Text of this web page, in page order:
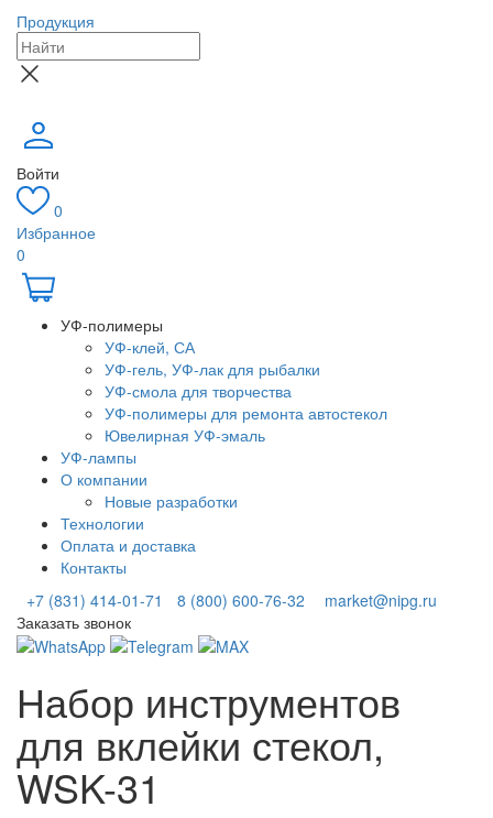
Продукция
Войти
0
Избранное
0
УФ-полимеры
УФ-клей, СА
УФ-гель, УФ-лак для рыбалки
УФ-смола для творчества
УФ-полимеры для ремонта автостекол
Ювелирная УФ-эмаль
УФ-лампы
О компании
Новые разработки
Технологии
Оплата и доставка
Контакты
+7 (831) 414-01-71
8 (800) 600-76-32
market@nipg.ru
Заказать звонок
Набор инструментов
для вклейки стекол,
WSK-31